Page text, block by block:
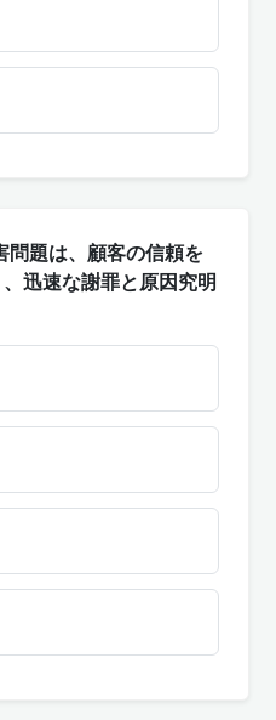
問題は、顧客の信頼を
迅速な謝罪と原因究明